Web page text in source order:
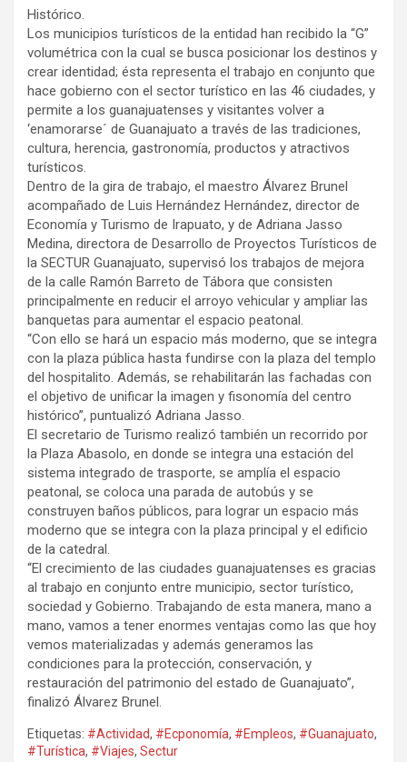
Histórico.
Los municipios turísticos de la entidad han recibido la “G”
volumétrica con la cual se busca posicionar los destinos y
crear identidad; ésta representa el trabajo en conjunto que
hace gobierno con el sector turístico en las 46 ciudades, y
permite a los guanajuatenses y visitantes volver a
‘enamorarse´ de Guanajuato a través de las tradiciones,
cultura, herencia, gastronomía, productos y atractivos
turísticos.
Dentro de la gira de trabajo, el maestro Álvarez Brunel
acompañado de Luis Hernández Hernández, director de
Economía y Turismo de Irapuato, y de Adriana Jasso
Medina, directora de Desarrollo de Proyectos Turísticos de
la SECTUR Guanajuato, supervisó los trabajos de mejora
de la calle Ramón Barreto de Tábora que consisten
principalmente en reducir el arroyo vehicular y ampliar las
banquetas para aumentar el espacio peatonal.
“Con ello se hará un espacio más moderno, que se integra
con la plaza pública hasta fundirse con la plaza del templo
del hospitalito. Además, se rehabilitarán las fachadas con
el objetivo de unificar la imagen y fisonomía del centro
histórico”, puntualizó Adriana Jasso.
El secretario de Turismo realizó también un recorrido por
la Plaza Abasolo, en donde se integra una estación del
sistema integrado de trasporte, se amplía el espacio
peatonal, se coloca una parada de autobús y se
construyen baños públicos, para lograr un espacio más
moderno que se integra con la plaza principal y el edificio
de la catedral.
“El crecimiento de las ciudades guanajuatenses es gracias
al trabajo en conjunto entre municipio, sector turístico,
sociedad y Gobierno. Trabajando de esta manera, mano a
mano, vamos a tener enormes ventajas como las que hoy
vemos materializadas y además generamos las
condiciones para la protección, conservación, y
restauración del patrimonio del estado de Guanajuato”,
finalizó Álvarez Brunel.
Etiquetas: #Actividad, #Ecponomía, #Empleos, #Guanajuato,
#Turística, #Viajes, Sectur